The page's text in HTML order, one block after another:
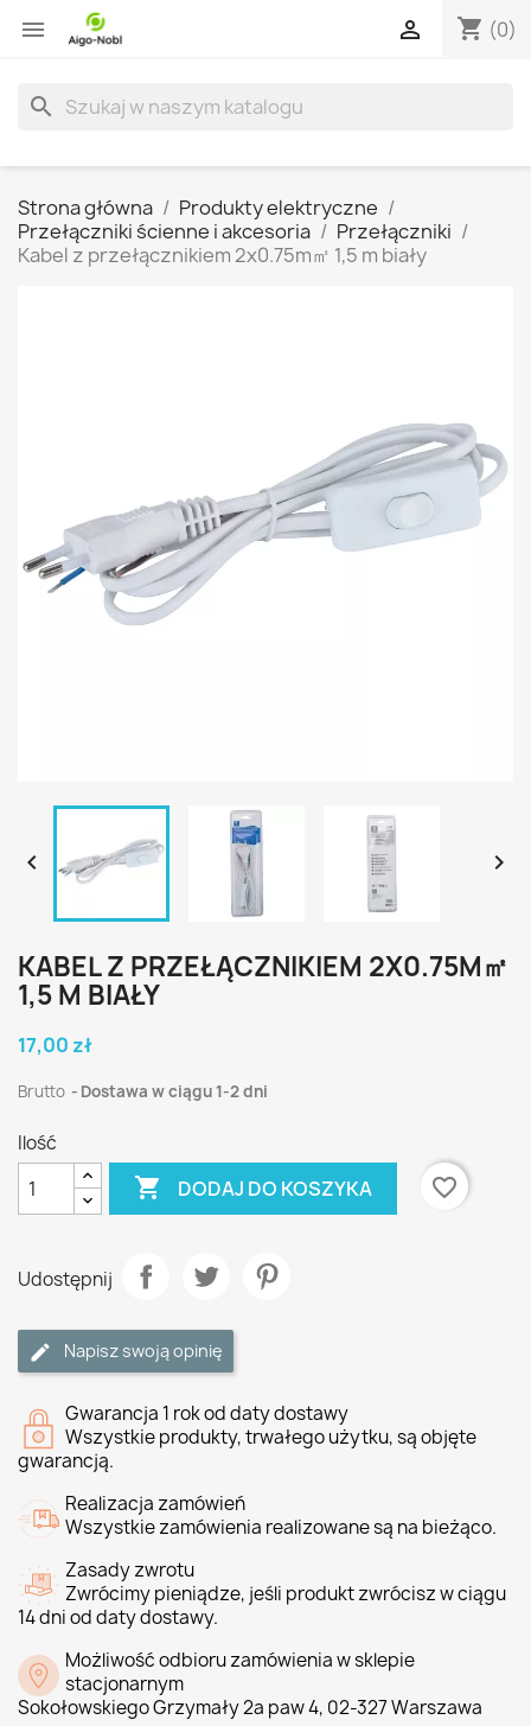
 shopping_cart (0)

search
Strona główna
Produkty elektryczne
Przełączniki ścienne i akcesoria
Przełączniki
Kabel z przełącznikiem 2x0.75m㎡ 1,5 m biały
 
KABEL Z PRZEŁĄCZNIKIEM 2X0.75M㎡
1,5 M BIAŁY
17,00 zł
Brutto Dostawa w ciągu 1-2 dni
Ilość
 DODAJ DO KOSZYKA favorite_border
Udostępnij
Napisz swoją opinię
Gwarancja 1 rok od daty dostawy
Wszystkie produkty, trwałego użytku, są objęte
gwarancją.
Realizacja zamówień
Wszystkie zamówienia realizowane są na bieżąco.
Zasady zwrotu
Zwrócimy pieniądze, jeśli produkt zwrócisz w ciągu
14 dni od daty dostawy.
Możliwość odbioru zamówienia w sklepie
stacjonarnym
Sokołowskiego Grzymały 2a paw 4, 02-327 Warszawa